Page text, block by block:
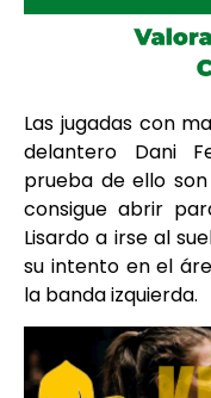
Las jugadas con
delantero Dani
prueba de ello
consigue abrir
Lisardo a irse al
su intento en el
la banda izquierda.